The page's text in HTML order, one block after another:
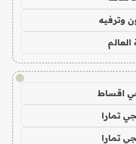
وترفيه
!
اقساط
تمارا
تمارا